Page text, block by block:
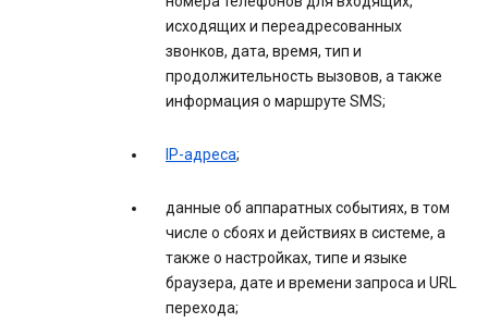
исходящих и переадресованных
звонков, дата, время, тип и
продолжительность вызовов, а также
информация о маршруте SMS;
IP-адреса;
данные об аппаратных событиях, в том
числе о сбоях и действиях в системе, а
также о настройках, типе и языке
браузера, дате и времени запроса и URL
перехода;